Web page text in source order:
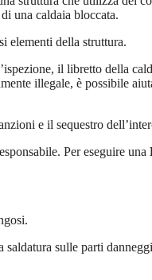
una caldaia bloccata.
elementi della struttura.
il libretto della
illegale, è possibile
e il sequestro
Per eseguire una
saldatura sulle parti